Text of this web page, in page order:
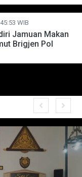
WIB
Jamuan Makan
Brigjen Pol